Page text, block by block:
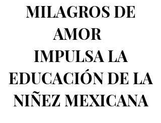
MILAGROS DE
AMOR
IMPULSA LA
EDUCACIÓNDE LA
NIÑEZ MEXICANA